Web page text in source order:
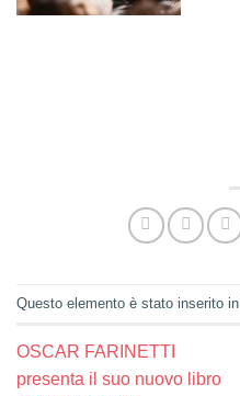
Questo elemento è stato inserito in
OSCAR FARINETTI
presenta il suo nuovo libro